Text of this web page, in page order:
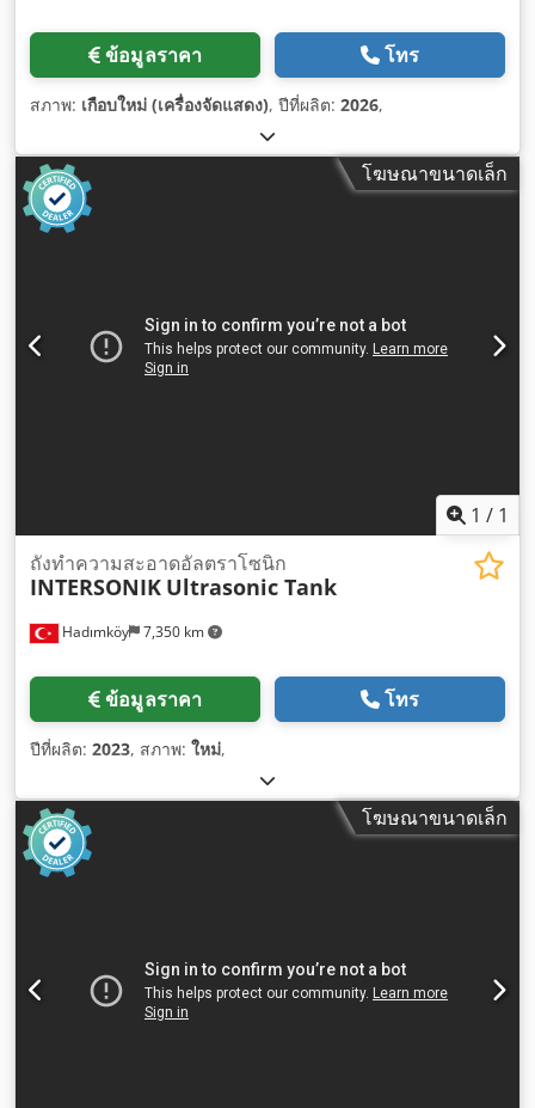
ข้อมูลราคา โทร
สภาพ: เกือบใหม่ (เครื่องจัดแสดง), ปีที่ผลิต: 2026,
โฆษณาขนาดเล็ก
1 / 1
Hadımköy 7,350 km
ถังทำความสะอาดอัลตราโซนิก
INTERSONIK Ultrasonic Tank
ข้อมูลราคา โทร
ปีที่ผลิต: 2023, สภาพ: ใหม่,
โฆษณาขนาดเล็ก